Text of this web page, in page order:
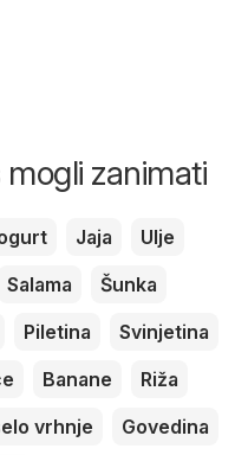
mogli zanimati
Jaja
Ulje
Salama
Šunka
Piletina
Svinjetina
Banane
Riža
vrhnje
Govedina